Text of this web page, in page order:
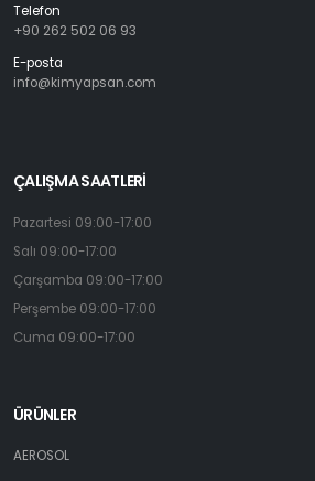
Telefon
+90 262 502 06 93
E-posta
info@kimyapsan.com
ÇALIŞMA SAATLERİ
Pazartesi 09:00-17:00
Salı 09:00-17:00
Çarşamba 09:00-17:00
Perşembe 09:00-17:00
Cuma 09:00-17:00
ÜRÜNLER
AEROSOL